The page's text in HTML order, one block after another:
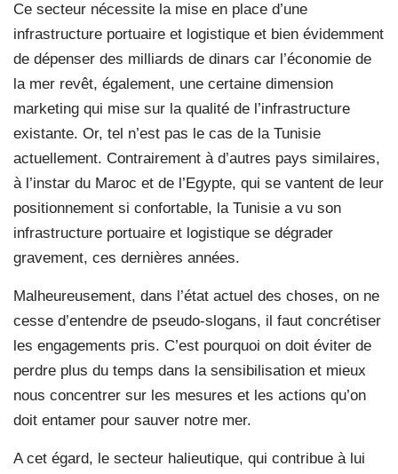
Ce secteur nécessite la mise en place d’une
infrastructure portuaire et logistique et bien évidemment
de dépenser des milliards de dinars car l’économie de
la mer revêt, également, une certaine dimension
marketing qui mise sur la qualité de l’infrastructure
existante. Or, tel n’est pas le cas de la Tunisie
actuellement. Contrairement à d’autres pays similaires,
à l’instar du Maroc et de l’Egypte, qui se vantent de leur
positionnement si confortable, la Tunisie a vu son
infrastructure portuaire et logistique se dégrader
gravement, ces dernières années.
Malheureusement, dans l’état actuel des choses, on ne
cesse d’entendre de pseudo-slogans, il faut concrétiser
les engagements pris. C’est pourquoi on doit éviter de
perdre plus du temps dans la sensibilisation et mieux
nous concentrer sur les mesures et les actions qu’on
doit entamer pour sauver notre mer.
A cet égard, le secteur halieutique, qui contribue à lui